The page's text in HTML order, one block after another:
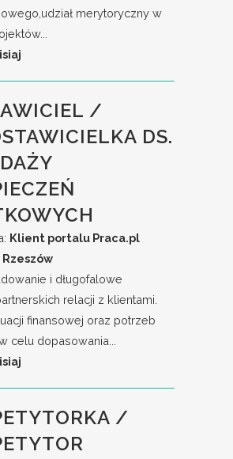
merytoryczny w
/
DS.
Klient portalu Praca.pl
Rzeszów
i długofalowe
relacji z klientami.
finansowej oraz potrzeb
celu dopasowania...
/